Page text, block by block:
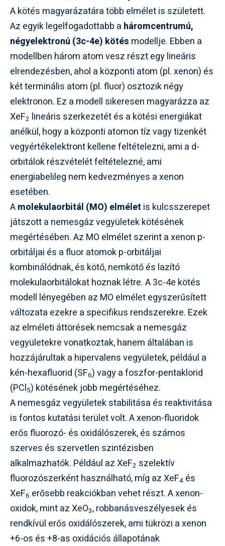
A kötés magyarázatára több elmélet is született.
Az egyik legelfogadottabb a háromcentrumú,
négyelektronú (3c-4e) kötés modellje. Ebben a
modellben három atom vesz részt egy lineáris
elrendezésben, ahol a központi atom (pl. xenon) és
két terminális atom (pl. fluor) osztozik négy
elektronon. Ez a modell sikeresen magyarázza az
XeF2 lineáris szerkezetét és a kötési energiákat
anélkül, hogy a központi atomon tíz vagy tizenkét
vegyértékelektront kellene feltételezni, ami a d-
orbitálok részvételét feltételezné, ami
energiabelileg nem kedvezményes a xenon
esetében.
Amolekulaorbitál (MO) elmélet is kulcsszerepet
játszott a nemesgáz vegyületek kötésének
megértésében. Az MO elmélet szerint a xenon p-
orbitáljai és a fluor atomok p-orbitáljai
kombinálódnak, és kötő, nemkötő és lazító
molekulaorbitálokat hoznak létre. A 3c-4e kötés
modell lényegében az MO elmélet egyszerűsített
változata ezekre a specifikus rendszerekre. Ezek
az elméleti áttörések nemcsak a nemesgáz
vegyületekre vonatkoztak, hanem általában is
hozzájárultak a hipervalens vegyületek, például a
kén-hexafluorid (SF6) vagy a foszfor-pentaklorid
(PCl5) kötésének jobb megértéséhez.
A nemesgáz vegyületek stabilitása és reaktivitása
is fontos kutatási terület volt. A xenon-fluoridok
erős fluorozó- és oxidálószerek, és számos
szerves és szervetlen szintézisben
alkalmazhatók. Például az XeF2 szelektív
fluorozószerként használható, míg az XeF4 és
XeF6 erősebb reakciókban vehet részt. A xenon-
oxidok, mint az XeO3, robbanásveszélyesek és
rendkívül erős oxidálószerek, ami tükrözi a xenon
+6-os és +8-as oxidációs állapotának